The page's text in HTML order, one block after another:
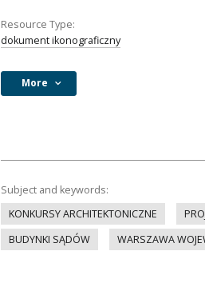
Resource Type:
dokument ikonograficzny
More
Subject and keywords:
KONKURSY ARCHITEKTONICZNE
BUDYNKI SĄDÓW
WARSZAWA